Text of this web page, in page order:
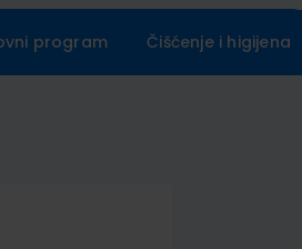
program Čišćenje i higijena